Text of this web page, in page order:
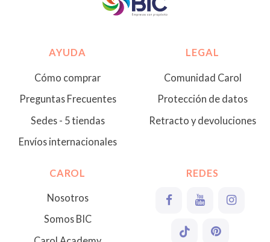
AYUDA
Cómo comprar
Preguntas Frecuentes
Sedes - 5 tiendas
Envíos internacionales
LEGAL
Comunidad Carol
Protección de datos
Retracto y devoluciones
CAROL
Nosotros
Somos BIC
REDES